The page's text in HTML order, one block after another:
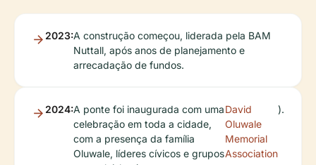
2023:A construção começou, liderada pela BAM
Nuttall, após anos de planejamento e
arrecadação de fundos.
2024:A ponte foi inaugurada com uma
celebração em toda a cidade,
com a presença da família
Oluwale, líderes cívicos e grupos
David
Oluwale
Memorial
Association
).